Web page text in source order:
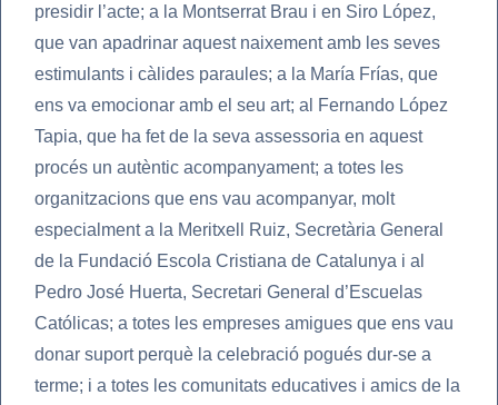
presidir l’acte; a la Montserrat Brau i en Siro López,
que van apadrinar aquest naixement amb les seves
estimulants i càlides paraules; a la María Frías, que
ens va emocionar amb el seu art; al Fernando López
Tapia, que ha fet de la seva assessoria en aquest
procés un autèntic acompanyament; a totes les
organitzacions que ens vau acompanyar, molt
especialment a la Meritxell Ruiz, Secretària General
de la Fundació Escola Cristiana de Catalunya i al
Pedro José Huerta, Secretari General d’Escuelas
Católicas; a totes les empreses amigues que ens vau
donar suport perquè la celebració pogués dur-se a
terme; i a totes les comunitats educatives i amics de la